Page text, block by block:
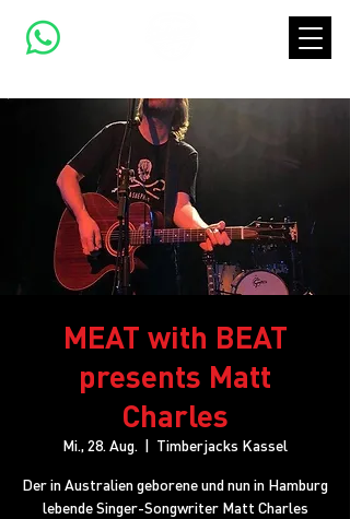
MEAT with BEAT
presents Matt
Charles
Mi., 28. Aug.
  |
Timberjacks Kassel
Der in Australien geborene und nun in Hamburg
lebende Singer-Songwriter Matt Charles